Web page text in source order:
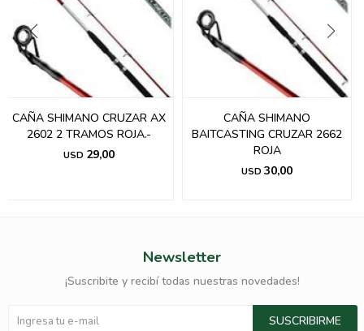
CAÑA SHIMANO CRUZAR AX
2602 2 TRAMOS ROJA.-
USD 29,00
CAÑA SHIMANO
BAITCASTING CRUZAR 2662
ROJA
USD 30,00
Newsletter
¡Suscribite y recibí todas nuestras novedades!
SUSCRIBIRME